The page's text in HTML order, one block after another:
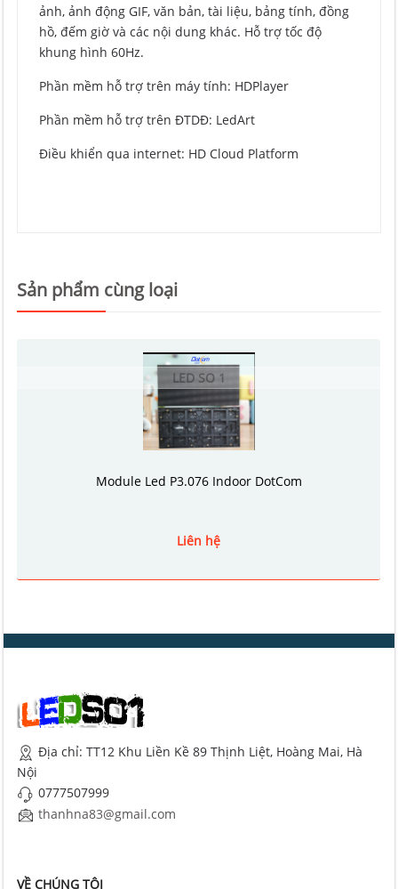
ảnh, ảnh động GIF, văn bản, tài liệu, bảng tính, đồng
hồ, đếm giờ và các nội dung khác. Hỗ trợ tốc độ
khung hình 60Hz.
Phần mềm hỗ trợ trên máy tính: HDPlayer
Phần mềm hỗ trợ trên ĐTDĐ: LedArt
Điều khiển qua internet: HD Cloud Platform
Sản phẩm cùng loại
LED SO 1
Module Led P3.076 Indoor DotCom
Liên hệ
Địa chỉ: TT12 Khu Liền Kề 89 Thịnh Liệt, Hoàng Mai, Hà
Nội
0777507999
thanhna83@gmail.com
VỀ CHÚNG TÔI